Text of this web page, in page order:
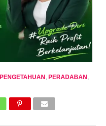
PENGETAHUAN , PERADABAN ,